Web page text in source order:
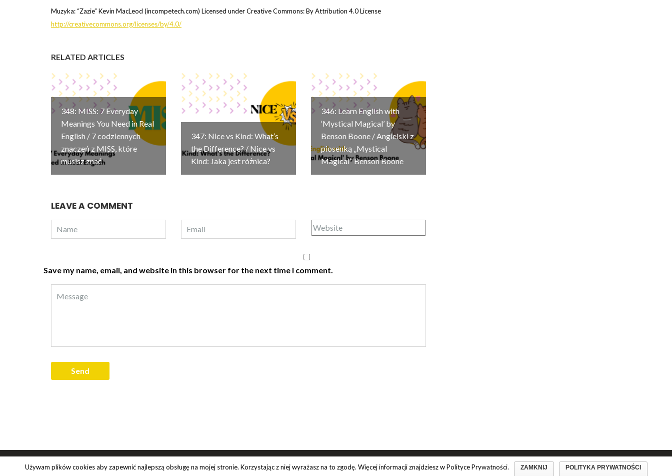
Muzyka: “Zazie” Kevin MacLeod (incompetech.com) Licensed under Creative Commons: By Attribution 4.0 License
http://creativecommons.org/licenses/by/4.0/
RELATED ARTICLES
348: MISS: 7 Everyday
Meanings You Need in Real
English / 7 codziennych
znaczeń z MISS, które
musisz znać
347: Nice vs Kind: What’s
the Difference? / Nice vs
Kind: Jaka jest różnica?
346: Learn English with
‘Mystical Magical’ by
Benson Boone / Angielski z
piosenką „Mystical
Magical” Benson Boone
LEAVE A COMMENT
Save my name, email, and website in this browser for the next time I comment.
© Copyright 2019. All Rights Reserved.Polityka prywatności.Regulamin
Używam plików cookies aby zapewnić najlepszą obsługę na mojej stronie. Korzystając z niej wyrażasz na to zgodę. Więcej informacji znajdziesz w Polityce Prywatności. ZAMKNIJ POLITYKA PRYWATNOŚCI